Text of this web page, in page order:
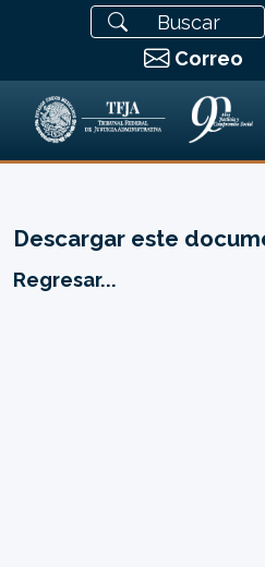
Correo
Descargar este
Regresar...